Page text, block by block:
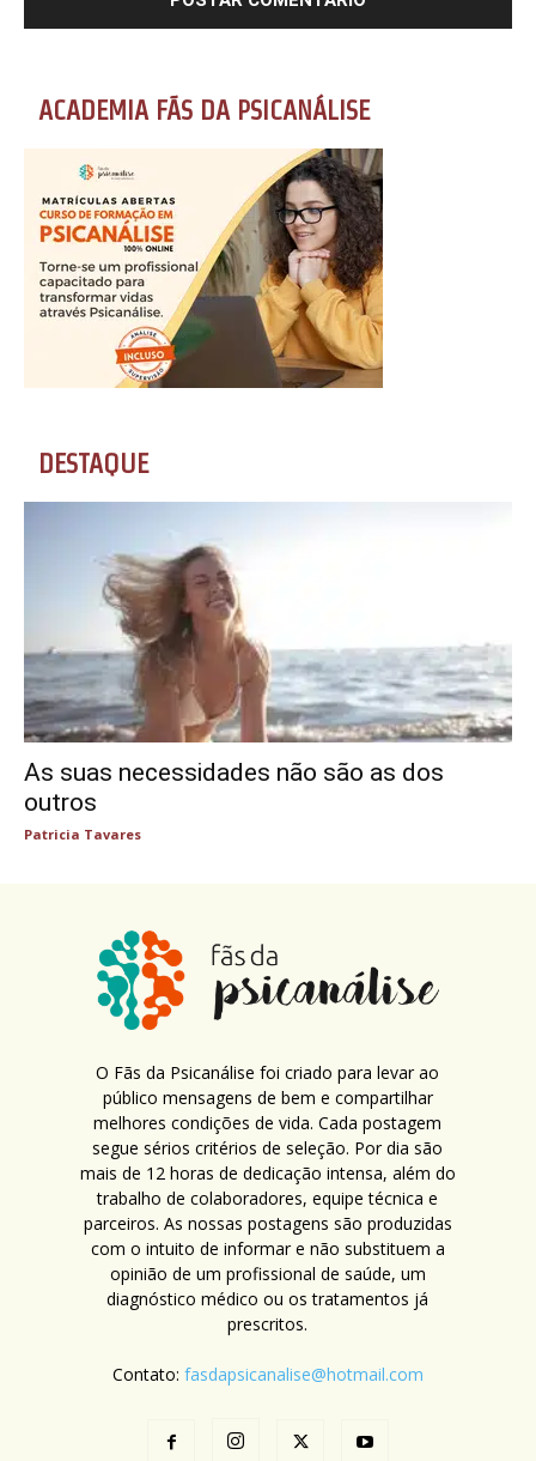
ACADEMIA FÃS DA PSICANÁLISE
DESTAQUE
As suas necessidades não são as dos
outros
Patricia Tavares
O Fãs da Psicanálise foi criado para levar ao
público mensagens de bem e compartilhar
melhores condições de vida. Cada postagem
segue sérios critérios de seleção. Por dia são
mais de 12 horas de dedicação intensa, além do
trabalho de colaboradores, equipe técnica e
parceiros. As nossas postagens são produzidas
com o intuito de informar e não substituem a
opinião de um profissional de saúde, um
diagnóstico médico ou os tratamentos já
prescritos.
Contato: fasdapsicanalise@hotmail.com